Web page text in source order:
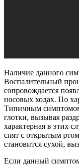
Наличие данного
Воспалительный
сопровождается
носовых ходах. По
Типичным симптомом
глотки, вызывая
характерная в этих
спят с открытым
становится сухой,
Если данный